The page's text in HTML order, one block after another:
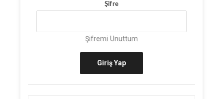
Şifre
Şifremi Unuttum
Giriş Yap